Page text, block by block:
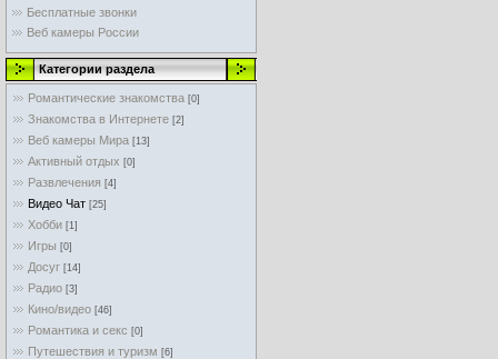
Бесплатные звонки
Веб камеры России
Категории раздела
Романтические знакомства [0]
Знакомства в Интернете [2]
Веб камеры Мира [13]
Активный отдых [0]
Развлечения [4]
Видео Чат [25]
Хобби [1]
Игры [0]
Досуг [14]
Радио [3]
Кино/видео [46]
Романтика и секс [0]
Путешествия и туризм [6]